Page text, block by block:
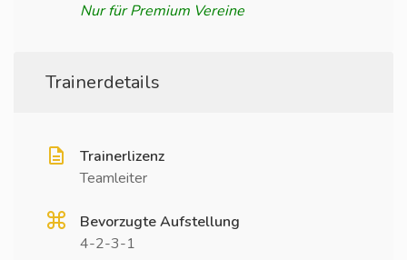
Nur für Premium Vereine
Trainerdetails
Trainerlizenz
Teamleiter
Bevorzugte Aufstellung
4-2-3-1